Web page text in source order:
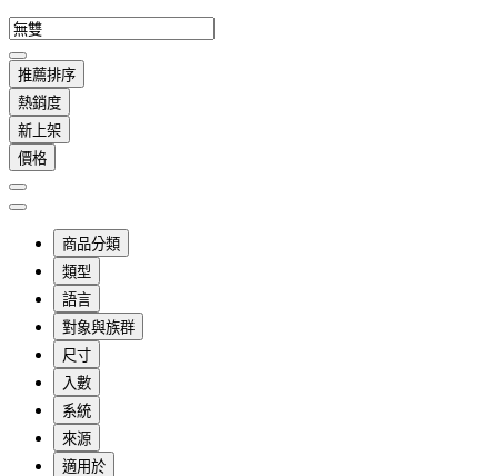
推薦排序
熱銷度
新上架
價格
商品分類
類型
語言
對象與族群
尺寸
入數
系統
來源
適用於